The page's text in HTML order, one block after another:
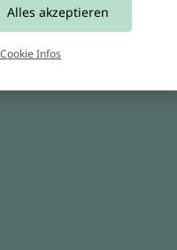
Alles akzeptieren
Cookie Infos